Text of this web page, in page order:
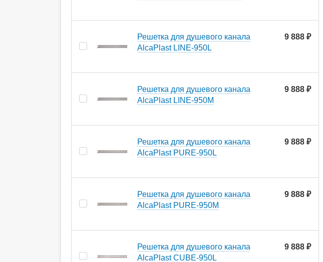
Решетка для душевого канала
AlcaPlast LINE-950L
9 888 ₽
Решетка для душевого канала
AlcaPlast LINE-950M
9 888 ₽
Решетка для душевого канала
AlcaPlast PURE-950L
9 888 ₽
Решетка для душевого канала
AlcaPlast PURE-950M
9 888 ₽
Решетка для душевого канала
AlcaPlast CUBE-950L
9 888 ₽